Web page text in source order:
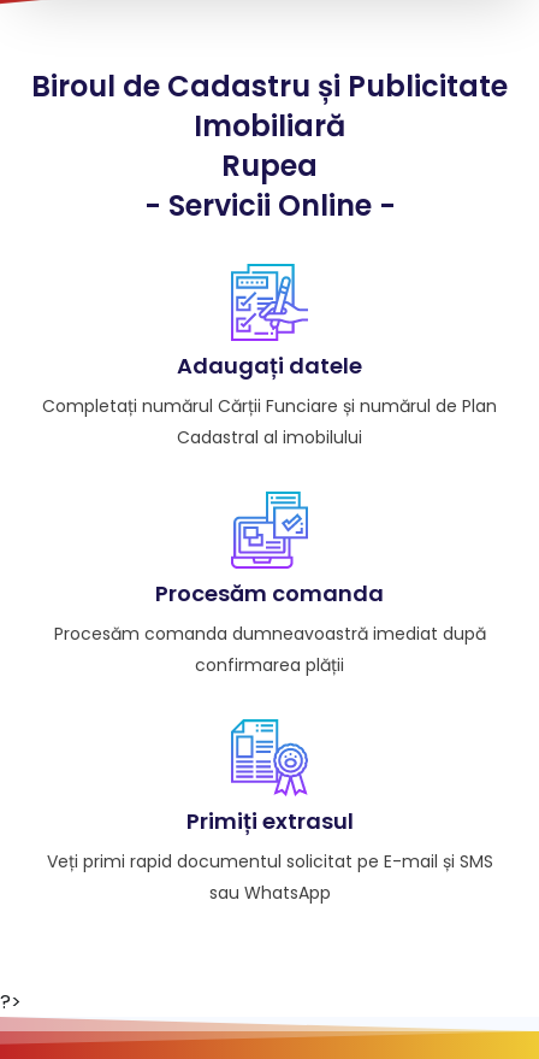
Biroul de Cadastru și Publicitate
Imobiliară
Rupea
- Servicii Online -
Adaugați datele
Completați numărul Cărții Funciare și numărul de Plan
Cadastral al imobilului
Procesăm comanda
Procesăm comanda dumneavoastră imediat după
confirmarea plății
Primiți extrasul
Veți primi rapid documentul solicitat pe E-mail și SMS
sau WhatsApp
?>